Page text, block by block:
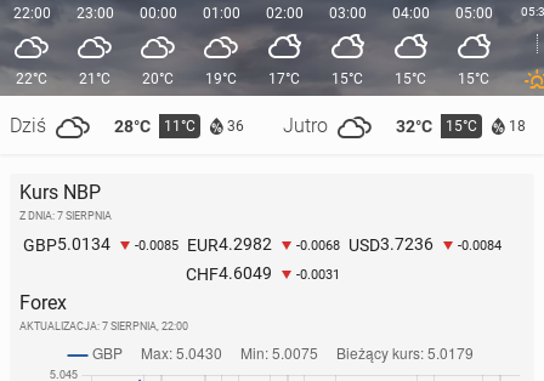
22:00
22°C
Dziś 28°C 11°C 36 Jutro 32°C 15°C 18
23:00
21°C
00:00
20°C
01:00
19°C
02:00
17°C
03:00
15°C
04:00
15°C
05:00
15°C
Kurs NBP
Z DNIA: 7 SIERPNIA
GBP5.0134 -0.0085 EUR4.2982 -0.0068 USD3.7236 -0.0084
CHF4.6049 -0.0031
Forex
AKTUALIZACJA: 7 SIERPNIA, 22:00